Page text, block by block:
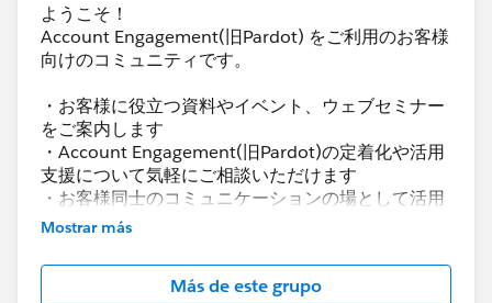
ようこそ！
Account Engagement(旧Pardot) をご利用のお客様
向けのコミュニティです。
・お客様に役立つ資料やイベント、ウェブセミナー
をご案内します
・Account Engagement(旧Pardot)の定着化や活用
支援について気軽にご相談いただけます
・お客様同士のコミュニケーションの場として活用
いただけます
Account Engagement(旧Pardot)に関する総合コミ
ュニティとしてお役立てください！
Mostrar más
Más de este grupo